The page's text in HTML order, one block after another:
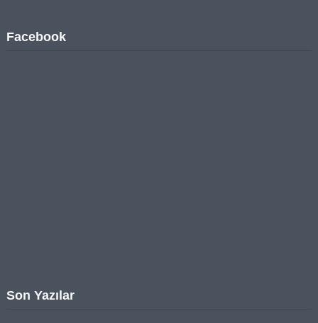
Facebook
Son Yazılar